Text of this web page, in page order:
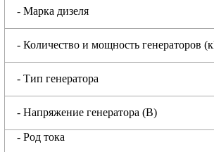
- Марка дизеля
- Количество и мощность генераторов
- Тип генератора
- Напряжение генератора (В)
- Род тока